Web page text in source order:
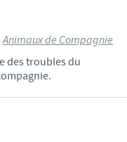
Animaux de Compagnie
des troubles du